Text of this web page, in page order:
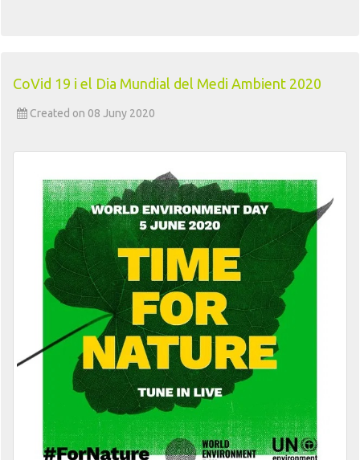
CoVid 19 i el Dia Mundial del Medi Ambient 2020
Created on 08 Juny 2020